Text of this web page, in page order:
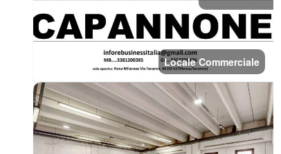
Locale Commerciale